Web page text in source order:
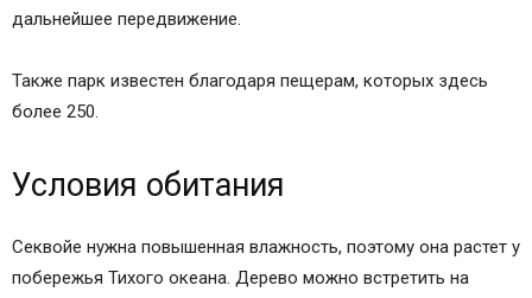
дальнейшее передвижение.
Также парк известен благодаря пещерам, которых здесь
более 250.
Условия обитания
Секвойе нужна повышенная влажность, поэтому она растет у
побережья Тихого океана. Дерево можно встретить на